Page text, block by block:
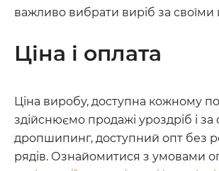
важливо вибрати виріб за
Ціна і оплата
Ціна виробу, доступна кожному
здійснюємо продажі уроздріб і
дропшипинг, доступний опт без
рядів. Ознайомитися з умовами